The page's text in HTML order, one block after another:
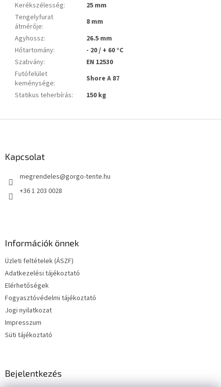
Kerékszélesség:
25 mm
Tengelyfurat
átmérője:
8 mm
Agyhossz:
26.5 mm
Hőtartomány:
- 20 / + 60 °C
Szabvány:
EN 12530
Futófelület
keménysége:
Shore A 87
Statikus teherbírás: 150 kg
Kapcsolat
megrendeles@gorgo-tente.hu
+36 1 203 0028
Információk önnek
Üzleti feltételek (ÁSZF)
Adatkezelési tájékoztató
Elérhetőségek
Fogyasztóvédelmi tájékoztató
Jogi nyilatkozat
Impresszum
Süti tájékoztató
Bejelentkezés